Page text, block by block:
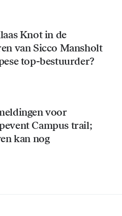
Knot in de
van Sicco Mansholt
top-bestuurder?
voor
Campus trail;
kan nog